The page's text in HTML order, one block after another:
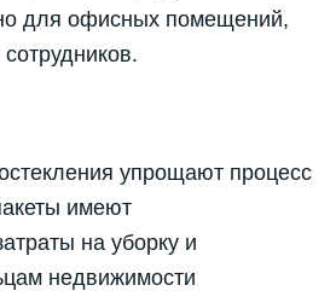
для офисных помещений,
упрощают процесс
имеют
на уборку и
недвижимости